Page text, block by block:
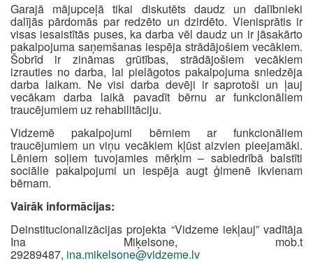
Garajā mājupceļā tikai diskutēts daudz un dalībnieki
dalījās pārdomās par redzēto un dzirdēto. Vienisprātis ir
visas iesaistītās puses, ka darba vēl daudz un ir jāsakārto
pakalpojuma saņemšanas iespēja strādājošiem vecākiem.
Šobrīd ir zināmas grūtības, strādājošiem vecākiem
izrauties no darba, lai pielāgotos pakalpojuma sniedzēja
darba laikam. Ne visi darba devēji ir saprotoši un ļauj
vecākam darba laikā pavadīt bērnu ar funkcionāliem
traucējumiem uz rehabilitāciju.
Vidzemē pakalpojumi bērniem ar funkcionāliem
traucējumiem un viņu vecākiem kļūst aizvien pieejamāki.
Lēniem soļiem tuvojamies mērķim – sabiedrībā balstīti
sociālie pakalpojumi un iespēja augt ģimenē ikvienam
bērnam.
Vairāk informācijas:
Deinstitucionalizācijas projekta “Vidzeme iekļauj” vadītāja
Ina Miķelsone, mob.t
29289487, ina.mikelsone@vidzeme.lv